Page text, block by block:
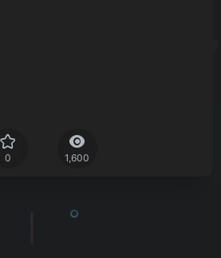
0 1,600